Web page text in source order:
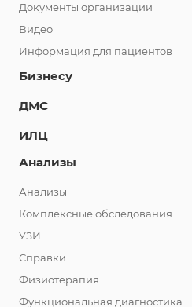
Документы организации
Видео
Информация для пациентов
Бизнесу
ДМС
ИЛЦ
Анализы
Анализы
Комплексные обследования
УЗИ
Справки
Физиотерапия
Функциональная диагностика